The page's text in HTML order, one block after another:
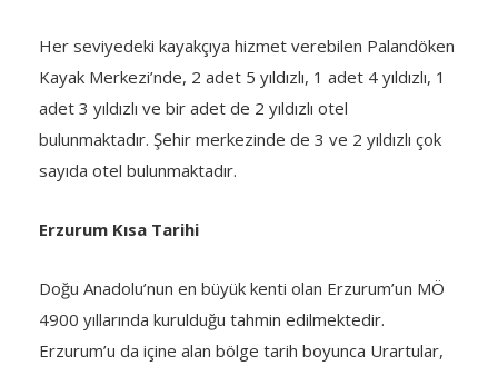
Her seviyedeki kayakçıya hizmet verebilen Palandöken
Kayak Merkezi’nde, 2 adet 5 yıldızlı, 1 adet 4 yıldızlı, 1
adet 3 yıldızlı ve bir adet de 2 yıldızlı otel
bulunmaktadır. Şehir merkezinde de 3 ve 2 yıldızlı çok
sayıda otel bulunmaktadır.
Erzurum Kısa Tarihi
Doğu Anadolu’nun en büyük kenti olan Erzurum’un MÖ
4900 yıllarında kurulduğu tahmin edilmektedir.
Erzurum’u da içine alan bölge tarih boyunca Urartular,